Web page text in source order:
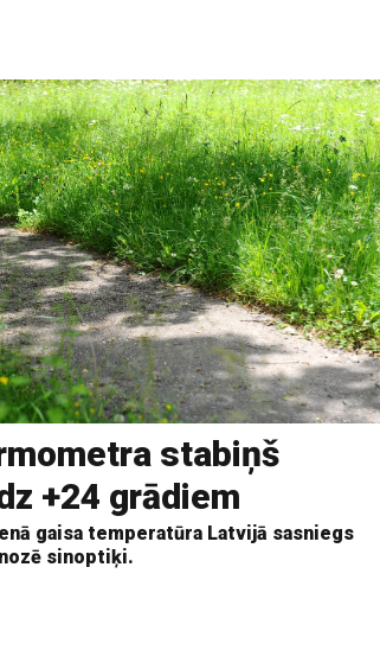
stabiņš
+24 grādiem
gaisa temperatūra Latvijā sasniegs
sinoptiķi.